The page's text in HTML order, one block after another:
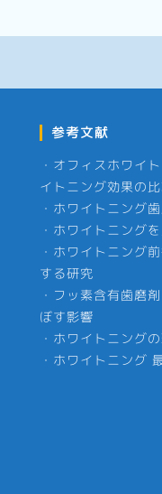
参考文献
・ オフィスホワイ
イトニング効果の
・ ホワイトニング
・ ホワイトニング
・ ホワイトニング
する研究
・ フッ素含有歯磨
ぼす影響
・ ホワイトニング
・ ホワイトニング